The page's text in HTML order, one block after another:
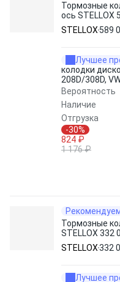
Тормозные
ось STELLOX
STELLOX 589
Лучшее
колодки
208D/308D,
Вероятность
Наличие
Отгрузка
-30%
824 ₽
1 176 ₽
Тормозные
STELLOX 332
STELLOX332
Лучшее